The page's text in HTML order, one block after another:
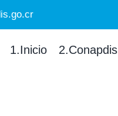
Search
for:
1.Inicio 2.Conapdis